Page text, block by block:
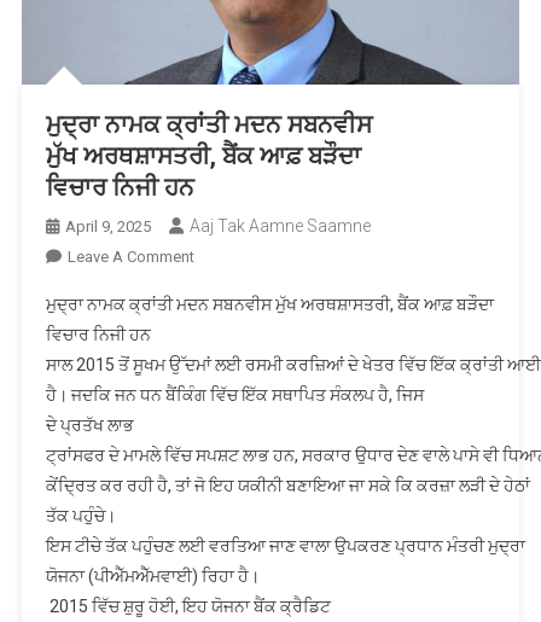
करेंगे
ਮੁਦ੍ਰਾ ਨਾਮਕ ਕ੍ਰਾਂਤੀ ਮਦਨ ਸਬਨਵੀਸ
ਮੁੱਖ ਅਰਥਸ਼ਾਸਤਰੀ, ਬੈਂਕ ਆਫ਼ ਬੜੌਦਾ
ਵਿਚਾਰ ਨਿਜੀ ਹਨ
April 9, 2025 Aaj Tak Aamne Saamne
Leave A CommentOn
ਮਦਨ ਸਬਨਵੀਸ
ਵਿਚਾਰ ਨਿਜੀ ਹਨ
ਮੁਦ੍ਰਾ ਨਾਮਕ ਕ੍ਰਾਂਤੀ ਮਦਨ ਸਬਨਵੀਸ ਮੁੱਖ ਅਰਥਸ਼ਾਸਤਰੀ, ਬੈਂਕ ਆਫ਼ ਬੜੌਦਾ
ਵਿਚਾਰ ਨਿਜੀ ਹਨ
ਸਾਲ 2015 ਤੋਂ ਸੂਖਮ ਉੱਦਮਾਂ ਲਈ ਰਸਮੀ ਕਰਜ਼ਿਆਂ ਦੇ ਖੇਤਰ ਵਿੱਚ ਇੱਕ ਕ੍ਰਾਂਤੀ ਆਈ
ਹੈ। ਜਦਕਿ ਜਨ ਧਨ ਬੈਂਕਿੰਗ ਵਿੱਚ ਇੱਕ ਸਥਾਪਿਤ ਸੰਕਲਪ ਹੈ, ਜਿਸ
ਦੇ ਪ੍ਰਤੱਖ ਲਾਭ
ਟ੍ਰਾਂਸਫਰ ਦੇ ਮਾਮਲੇ ਵਿੱਚ ਸਪਸ਼ਟ ਲਾਭ ਹਨ, ਸਰਕਾਰ ਉਧਾਰ ਦੇਣ ਵਾਲੇ ਪਾਸੇ ਵੀ
ਕੇਂਦ੍ਰਿਤ ਕਰ ਰਹੀ ਹੈ, ਤਾਂ ਜੋ ਇਹ ਯਕੀਨੀ ਬਣਾਇਆ ਜਾ ਸਕੇ ਕਿ ਕਰਜ਼ਾ ਲੜੀ ਦੇ ਹੇਠਾਂ
ਤੱਕ ਪਹੁੰਚੇ।
ਇਸ ਟੀਚੇ ਤੱਕ ਪਹੁੰਚਣ ਲਈ ਵਰਤਿਆ ਜਾਣ ਵਾਲਾ ਉਪਕਰਣ ਪ੍ਰਧਾਨ ਮੰਤਰੀ ਮੁਦ੍ਰਾ
ਯੋਜਨਾ (ਪੀਐੱਮਐੱਮਵਾਈ) ਰਿਹਾ ਹੈ।
2015 ਵਿੱਚ ਸ਼ੁਰੂ ਹੋਈ, ਇਹ ਯੋਜਨਾ ਬੈਂਕ ਕ੍ਰੈਡਿਟ